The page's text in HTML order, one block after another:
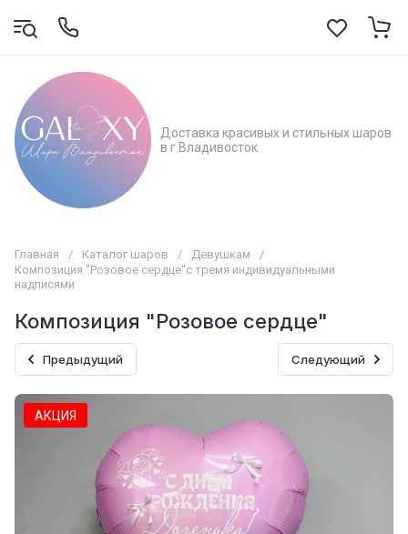
Доставка красивых и стильных шаров
в г.Владивосток
Главная / Каталог шаров / Девушкам
/
Композиция "Розовое сердце"с тремя индивидуальными
надписями
Композиция "Розовое сердце"
Предыдущий Следующий
АКЦИЯ